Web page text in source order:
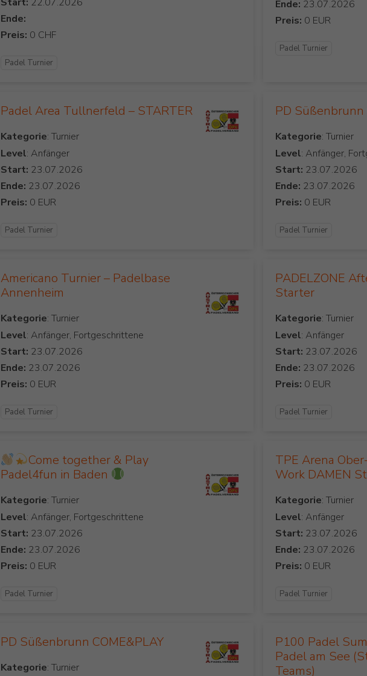
Ende:
Preis:
Padel Turnier
Ende:
Preis:
Padel Turnier
Padel Area Tullnerfeld – STARTER
Kategorie
Level: Anfänger
Start:
Ende:
Preis:
Padel Turnier
PD Süßenbrunn
Kategorie
Level: Anfänger,
Start:
Ende:
Preis:
Padel Turnier
Americano Turnier – Padelbase
Annenheim
Kategorie
Level: Anfänger, Fortgeschrittene
Start:
Ende:
Preis:
Padel Turnier
PADELZONE
Starter
Kategorie
Level: Anfänger
Start:
Ende:
Preis:
Padel Turnier
Come together & Play
Padel4fun in Baden
Kategorie
Level: Anfänger, Fortgeschrittene
Start:
Ende:
Preis:
Padel Turnier
TPE Arena
Work DAMEN
Kategorie
Level: Anfänger
Start:
Ende:
Preis:
Padel Turnier
PD Süßenbrunn COME&PLAY
Kategorie
P100 Padel
Padel am See
Teams)